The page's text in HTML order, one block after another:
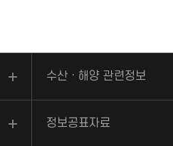
수산ㆍ해양 관련정보
정보공표자료